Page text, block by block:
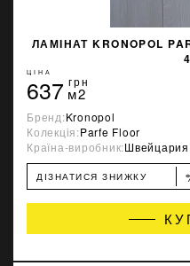
ЛАМІНАТ KRONOPOL
ЦІНА
637 грн
м2
Бренд:Kronopol
Колекція:Parfe Floor
Країна-виробник:Швейцария
ДІЗНАТИСЯ ЗНИЖКУ